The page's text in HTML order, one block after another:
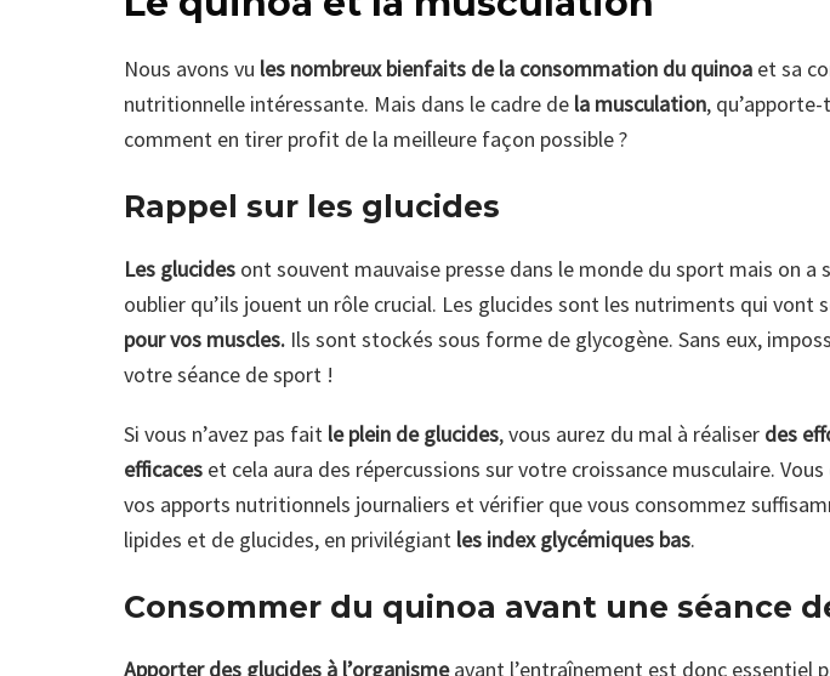
Nous avons vu les nombreux bienfaits de la consommation du quinoa et sa
nutritionnelle intéressante. Mais dans le cadre de la musculation,
comment en tirer profit de la meilleure façon possible ?
Rappel sur les glucides
Les glucides ont souvent mauvaise presse dans le monde du sport mais on a
oublier qu’ils jouent un rôle crucial. Les glucides sont les nutriments qui vont
pour vos muscles. Ils sont stockés sous forme de glycogène. Sans eux,
votre séance de sport !
Si vous n’avez pas fait le plein de glucides, vous aurez du mal à réaliser des
efficaces et cela aura des répercussions sur votre croissance musculaire.
vos apports nutritionnels journaliers et vérifier que vous consommez
lipides et de glucides, en privilégiant les index glycémiques bas.
Consommer du quinoa avant une séance
Apporter des glucides à l’organismeavant l’entraînement est donc essentiel